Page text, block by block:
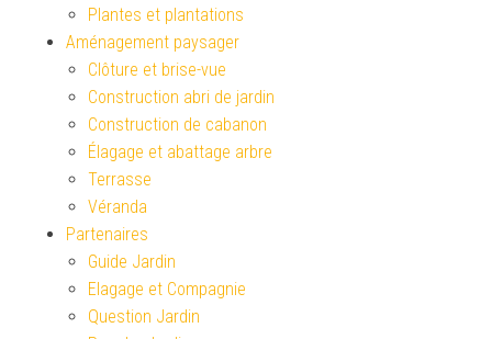
Plantes et plantations
Aménagement paysager
Clôture et brise-vue
Construction abri de jardin
Construction de cabanon
Élagage et abattage arbre
Terrasse
Véranda
Partenaires
Guide Jardin
Elagage et Compagnie
Question Jardin